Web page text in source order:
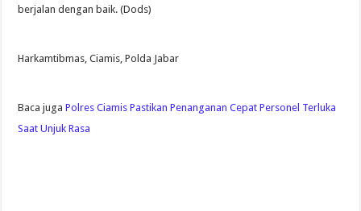
berjalan dengan baik. (Dods)
Harkamtibmas, Ciamis, Polda Jabar
Baca jugaPolres Ciamis Pastikan Penanganan Cepat Personel Terluka
Saat Unjuk Rasa